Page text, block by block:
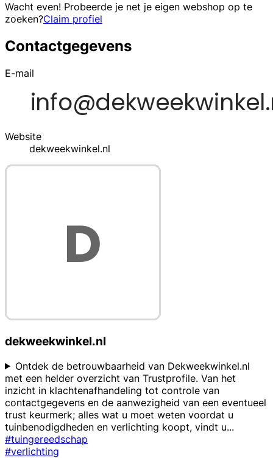
Wacht even! Probeerde je net je eigen webshop op te
zoeken?Claim profiel
Contactgegevens
E-mail
Website
dekweekwinkel.nl
dekweekwinkel.nl
Ontdek de betrouwbaarheid van Dekweekwinkel.nl
met een helder overzicht van Trustprofile. Van het
inzicht in klachtenafhandeling tot controle van
contactgegevens en de aanwezigheid van een eventueel
trust keurmerk; alles wat u moet weten voordat u
tuinbenodigdheden en verlichting koopt, vindt u...
#tuingereedschap
#verlichting